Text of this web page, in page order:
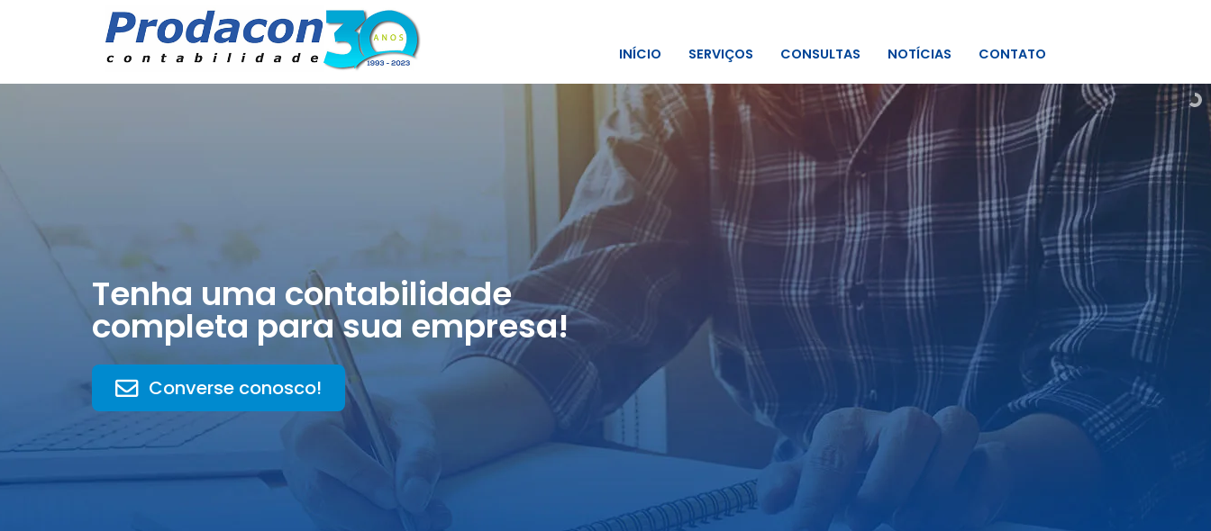
INÍCIO SERVIÇOS CONSULTAS NOTÍCIAS CONTATO
Tenha uma contabilidade
completa para sua empresa!
Converse conosco!